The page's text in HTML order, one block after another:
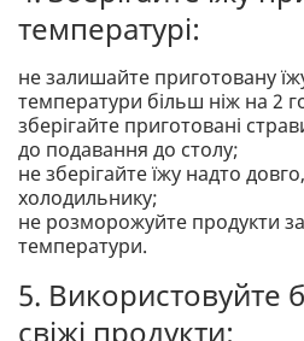
температурі:
не залишайте приготовану
температури більш ніж на 2
зберігайте приготовані
до подавання до столу;
не зберігайте їжу надто
холодильнику;
не розморожуйте продукти за
температури.
5. Використовуйте
свіжі продукти: